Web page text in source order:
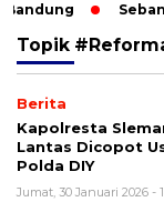
Topik
Berita
Kapolresta
Lantas Dicopot
Polda DIY
Jumat, 30 Januari 2026 -